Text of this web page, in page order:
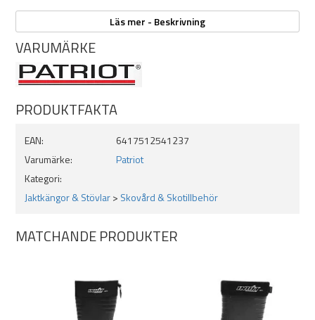
Lätta att ta på och av tack vare flexibelt material
2 st per förpackning
Läs mer - Beskrivning
VARUMÄRKE
PRODUKTFAKTA
EAN:
6417512541237
Varumärke:
Patriot
Kategori:
Jaktkängor & Stövlar> Skovård & Skotillbehör
MATCHANDE PRODUKTER